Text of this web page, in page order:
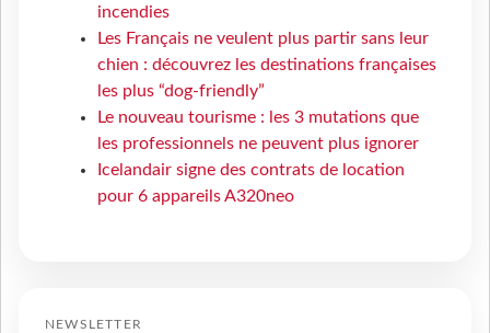
incendies
Les Français ne veulent plus partir sans leur
chien : découvrez les destinations françaises
les plus “dog-friendly”
Le nouveau tourisme : les 3 mutations que
les professionnels ne peuvent plus ignorer
Icelandair signe des contrats de location
pour 6 appareils A320neo
NEWSLETTER